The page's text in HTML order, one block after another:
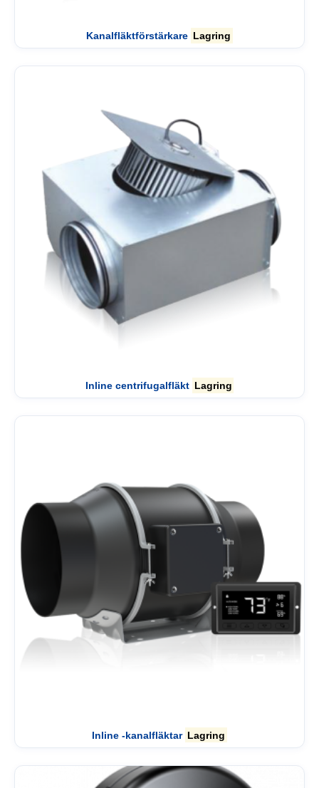
Kanalfläktförstärkare Lagring
Inline centrifugalfläkt Lagring
Inline -kanalfläktar Lagring